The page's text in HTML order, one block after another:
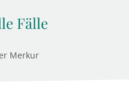
Fälle
Merkur